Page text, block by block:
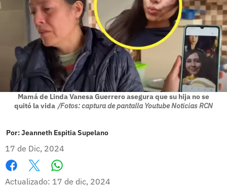
Mamá de Linda Vanesa Guerrero asegura que su hija no se
quitó la vida /Fotos: captura de pantalla Youtube Noticias RCN
Por:Jeanneth Espitia Supelano
17 de Dic, 2024
Facebook
X
Actualizado: 17 de dic, 2024